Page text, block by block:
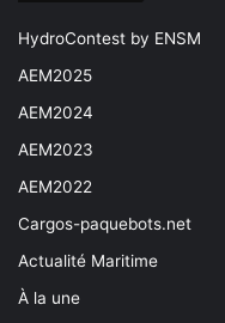
HydroContest by ENSM
AEM2025
AEM2024
AEM2023
AEM2022
Cargos-paquebots.net
Actualité Maritime
À la une